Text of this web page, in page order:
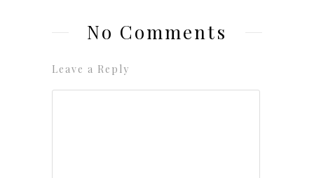
No Comments
Leave a Reply